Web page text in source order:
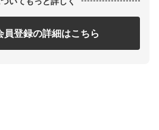
登録の詳細はこちら